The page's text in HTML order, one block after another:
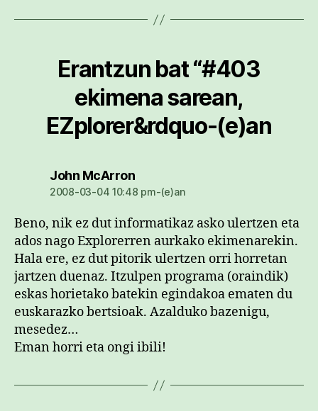
Erantzun bat “#403
ekimena sarean,
EZplorer&rdquo-(e)an
John McArrondio:
2008-03-04 10:48 pm-(e)an
Beno, nik ez dut informatikaz asko ulertzen eta
ados nago Explorerren aurkako ekimenarekin.
Hala ere, ez dut pitorik ulertzen orri horretan
jartzen duenaz. Itzulpen programa (oraindik)
eskas horietako batekin egindakoa ematen du
euskarazko bertsioak. Azalduko bazenigu,
mesedez…
Eman horri eta ongi ibili!